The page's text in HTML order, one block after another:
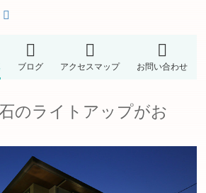
ブログ アクセスマップ お問い合わせ
のライトアップがお